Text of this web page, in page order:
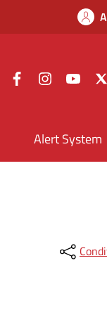
FacebookInstagram
Alert System